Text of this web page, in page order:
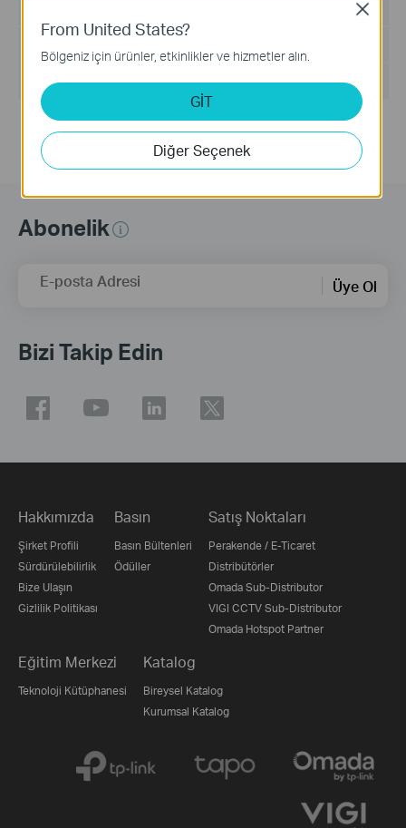
İşletim Sistemi: Win2000/XP/2003/Vista/7/8/8.1/10
Abonelik
E-posta Adresi Üye Ol
Bizi Takip Edin
Hakkımızda
Şirket Profili
Sürdürülebilirlik
Bize Ulaşın
Gizlilik Politikası
Basın
Basın Bültenleri
Ödüller
Satış Noktaları
Perakende / E-Ticaret
Distribütörler
Omada Sub-Distributor
VIGI CCTV Sub-Distributor
Omada Hotspot Partner
Eğitim Merkezi
Teknoloji Kütüphanesi
Katalog
Bireysel Katalog
Kurumsal Katalog
From United States?
Bölgeniz için ürünler, etkinlikler ve hizmetler alın.
GİT
Diğer Seçenek
Close